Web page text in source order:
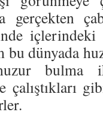
gerçekten
içlerindeki
bu dünyada
bulma
çalıştıkları